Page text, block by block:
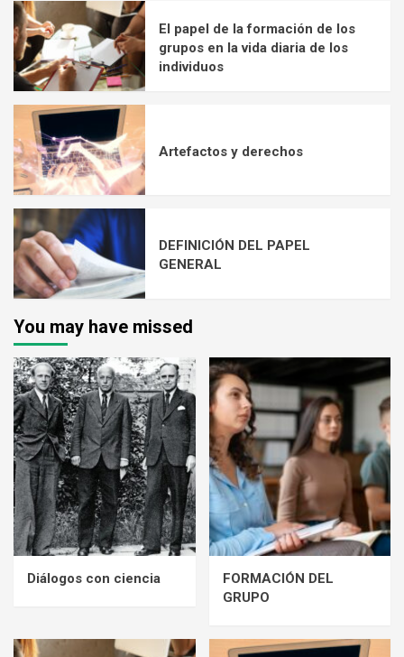
El papel de la formación de los
grupos en la vida diaria de los
individuos
Artefactos y derechos
DEFINICIÓN DEL PAPEL
GENERAL
You may have missed
Diálogos con ciencia
FORMACIÓN DEL
GRUPO